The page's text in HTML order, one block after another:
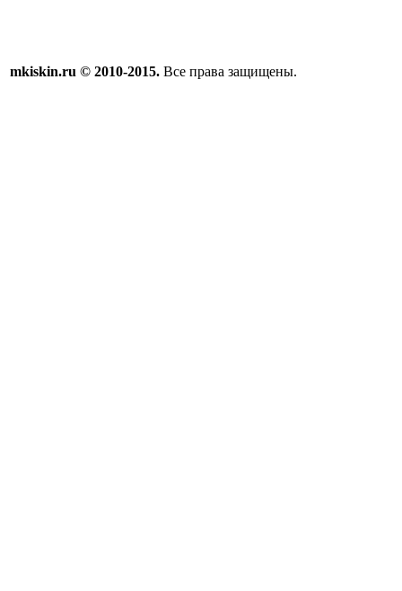
mkiskin.ru © 2010-2015. Все права защищены.